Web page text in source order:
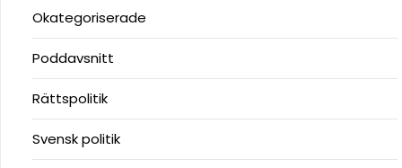
Okategoriserade
Poddavsnitt
Rättspolitik
Svensk politik